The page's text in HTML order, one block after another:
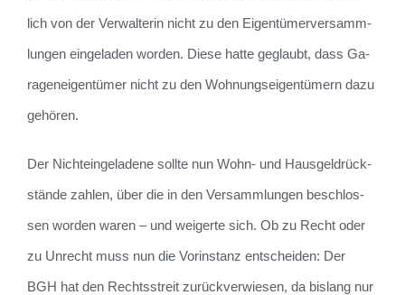
lich von der Ver­wal­te­rin nicht zu den Ei­gen­tü­mer­ver­samm­
lun­gen ein­ge­la­den wor­den. Diese hatte ge­glaubt, dass Ga­
ra­gen­ei­gen­tü­mer nicht zu den Woh­nungs­ei­gen­tü­mern dazu
ge­hö­ren.
Der Nicht­ein­ge­la­de­ne soll­te nun Wohn- und Haus­gel­drück­
stän­de zah­len, über die in den Ver­samm­lun­gen be­schlos­
sen wor­den waren – und wei­ger­te sich. Ob zu Recht oder
zu Un­recht muss nun die Vor­in­stanz ent­schei­den: Der
BGH hat den Rechts­streit zu­rück­ver­wie­sen, da bis­lang nur